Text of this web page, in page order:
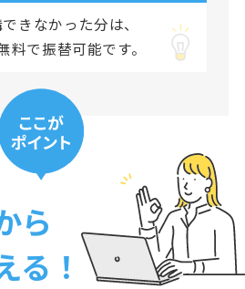
きなかった分は、
料で振替可能です。
ら
る！